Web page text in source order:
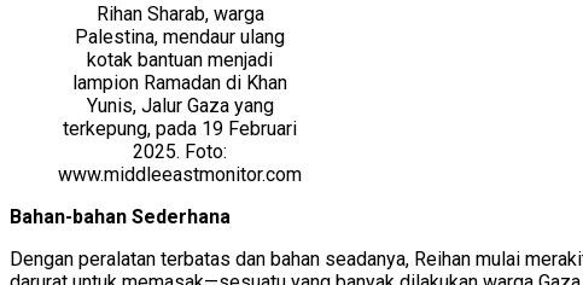
Rihan Sharab, warga
Palestina, mendaur ulang
kotak bantuan menjadi
lampion Ramadan di Khan
Yunis, Jalur Gaza yang
terkepung, pada 19 Februari
2025. Foto:
www.middleeastmonitor.com
Bahan-bahan Sederhana
Dengan peralatan terbatas dan bahan seadanya, Reihan mulai